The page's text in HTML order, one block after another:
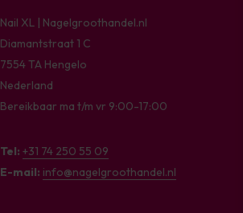
Nail XL | Nagelgroothandel.nl
Diamantstraat 1 C
7554 TA Hengelo
Nederland
Bereikbaar ma t/m vr 9:00-17:00
Tel: +31 74 250 55 09
E-mail: info@nagelgroothandel.nl